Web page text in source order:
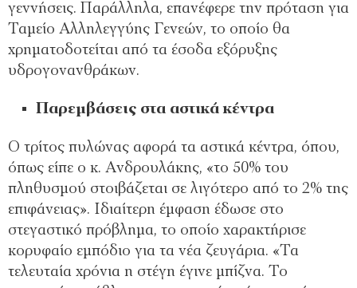
γεννήσεις. Παράλληλα, επανέφερε την πρόταση για
Ταμείο Αλληλεγγύης Γενεών, το οποίο θα
χρηματοδοτείται από τα έσοδα εξόρυξης
υδρογονανθράκων.
Παρεμβάσεις στα αστικά κέντρα
Ο τρίτος πυλώνας αφορά τα αστικά κέντρα, όπου,
όπως είπε ο κ. Ανδρουλάκης, «το 50% του
πληθυσμού στοιβάζεται σε λιγότερο από το 2% της
επιφάνειας». Ιδιαίτερη έμφαση έδωσε στο
στεγαστικό πρόβλημα, το οποίο χαρακτήρισε
κορυφαίο εμπόδιο για τα νέα ζευγάρια. «Τα
τελευταία χρόνια η στέγη έγινε μπίζνα. Το